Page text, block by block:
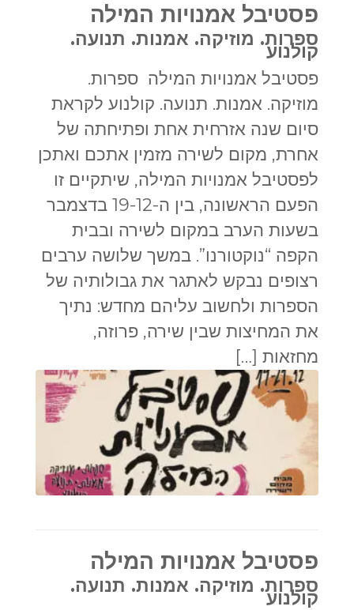
פסטיבל אמנויות המילה
ספרות. מוזיקה. אמנות. תנועה.
קולנוע
פסטיבל אמנויות המילה ספרות.
מוזיקה. אמנות. תנועה. קולנוע לקראת
סיום שנה אזרחית אחת ופתיחתה של
אחרת, מקום לשירה מזמין אתכם ואתכן
לפסטיבל אמנויות המילה, שיתקיים זו
הפעם הראשונה, בין ה-19-12 בדצמבר
בשעות הערב במקום לשירה ובבית
הקפה “נוקטורנו”. במשך שלושה ערבים
רצופים נבקש לאתגר את גבולותיה של
הספרות ולחשוב עליהם מחדש: נתיך
את המחיצות שבין שירה, פרוזה,
מחזאות […]
פסטיבל אמנויות המילה
ספרות. מוזיקה. אמנות. תנועה.
קולנוע